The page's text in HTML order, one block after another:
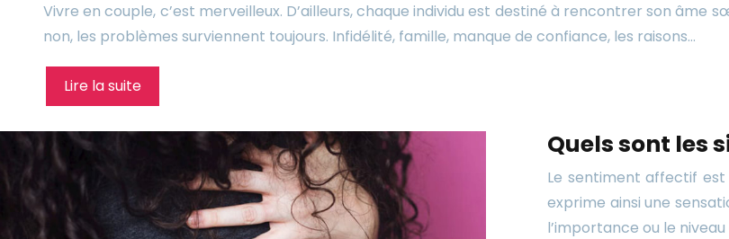
Vivre en couple, c’est merveilleux. D’ailleurs, chaque individu est destiné à rencontrer son âme
non, les problèmes surviennent toujours. Infidélité, famille, manque de confiance, les raisons…
Lire la suite
Quels sont les
Le sentiment affectif
exprime ainsi une
l’importance ou le